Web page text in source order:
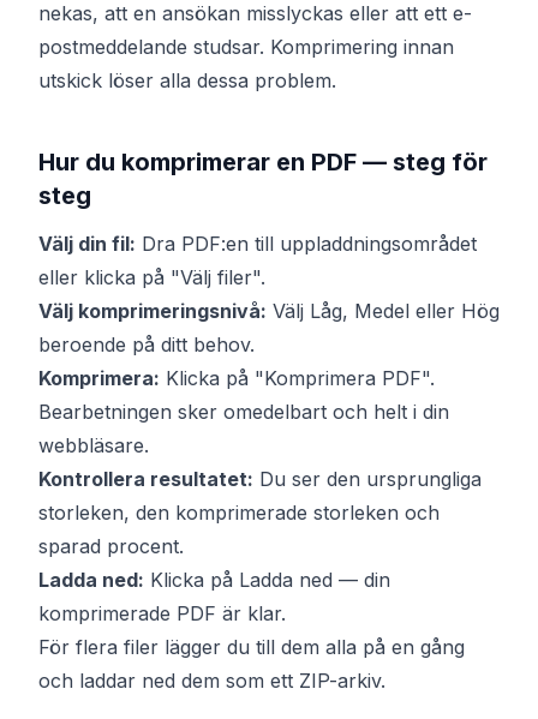
nekas, att en ansökan misslyckas eller att ett e-
postmeddelande studsar. Komprimering innan
utskick löser alla dessa problem.
Hur du komprimerar en PDF — steg för
steg
Välj din fil: Dra PDF:en till uppladdningsområdet
eller klicka på "Välj filer".
Välj komprimeringsnivå: Välj Låg, Medel eller Hög
beroende på ditt behov.
Komprimera: Klicka på "Komprimera PDF".
Bearbetningen sker omedelbart och helt i din
webbläsare.
Kontrollera resultatet: Du ser den ursprungliga
storleken, den komprimerade storleken och
sparad procent.
Ladda ned: Klicka på Ladda ned — din
komprimerade PDF är klar.
För flera filer lägger du till dem alla på en gång
och laddar ned dem som ett ZIP-arkiv.